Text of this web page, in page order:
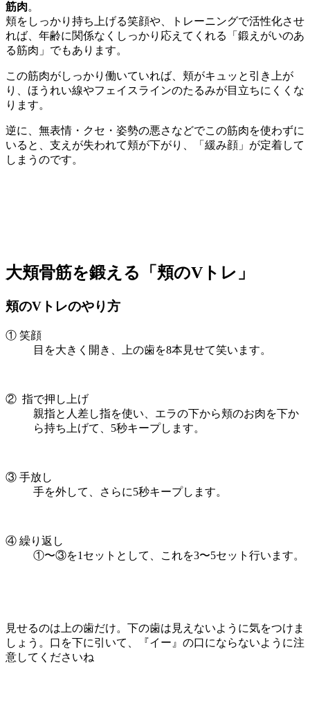
筋肉。
頬をしっかり持ち上げる笑顔や、トレーニングで活性化させ
れば、年齢に関係なくしっかり応えてくれる「鍛えがいのあ
る筋肉」でもあります。
この筋肉がしっかり働いていれば、頬がキュッと引き上が
り、ほうれい線やフェイスラインのたるみが目立ちにくくな
ります。
逆に、無表情・クセ・姿勢の悪さなどでこの筋肉を使わずに
いると、支えが失われて頬が下がり、「緩み顔」が定着して
しまうのです。
大頬骨筋を鍛える「頬のVトレ」
頬のVトレのやり方
① 笑顔
目を大きく開き、上の歯を8本見せて笑います。
② 指で押し上げ
親指と人差し指を使い、エラの下から頬のお肉を下か
ら持ち上げて、5秒キープします。
③ 手放し
手を外して、さらに5秒キープします。
④ 繰り返し
①〜③を1セットとして、これを3〜5セット行います。
見せるのは上の歯だけ。下の歯は見えないように気をつけま
しょう。口を下に引いて、『イー』の口にならないように注
意してくださいね